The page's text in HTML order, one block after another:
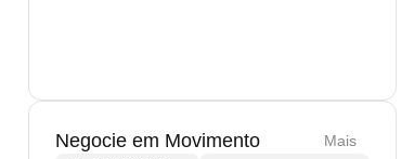
Negocie em Movimento Mais